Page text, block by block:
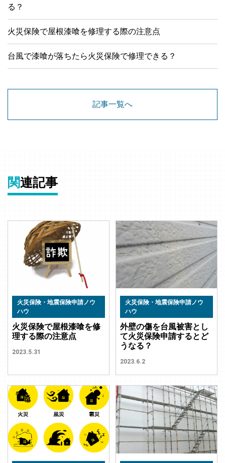
る？
火災保険で屋根漆喰を修理する際の注意点
台風で漆喰が落ちたら火災保険で修理できる？
記事一覧へ
関連記事
火災保険・地震保険申請ノウ
ハウ
火災保険で屋根漆喰を修
理する際の注意点
2023.5.31
火災保険・地震保険申請ノウ
ハウ
外壁の傷を台風被害とし
て火災保険申請するとど
うなる？
2023.6.2